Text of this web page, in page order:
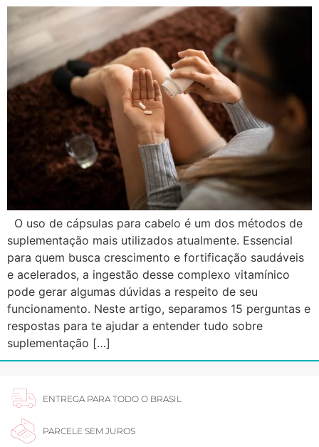
O uso de cápsulas para cabelo é um dos métodos de
suplementação mais utilizados atualmente. Essencial
para quem busca crescimento e fortificação saudáveis
e acelerados, a ingestão desse complexo vitamínico
pode gerar algumas dúvidas a respeito de seu
funcionamento. Neste artigo, separamos 15 perguntas e
respostas para te ajudar a entender tudo sobre
suplementação […]
ENTREGA PARA TODO O BRASIL
PARCELE SEM JUROS